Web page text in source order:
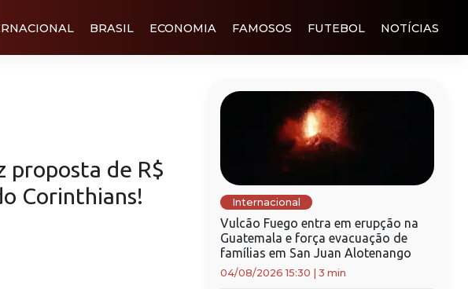
BRASIL ECONOMIA FAMOSOS FUTEBOL NOTÍCIAS
proposta de R$
Corinthians!
Internacional
Vulcão Fuego entra em erupção na
Guatemala e força evacuação de
famílias em San Juan Alotenango
04/08/2026 15:30 3 min